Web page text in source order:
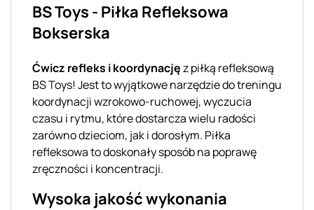
BS Toys - Piłka Refleksowa
Bokserska
Ćwicz refleks i koordynacjęz piłką refleksową
BS Toys! Jest to wyjątkowe narzędzie do treningu
koordynacji wzrokowo-ruchowej, wyczucia
czasu i rytmu, które dostarcza wielu radości
zarówno dzieciom, jak i dorosłym. Piłka
refleksowa to doskonały sposób na poprawę
zręczności i koncentracji.
Wysoka jakość wykonania